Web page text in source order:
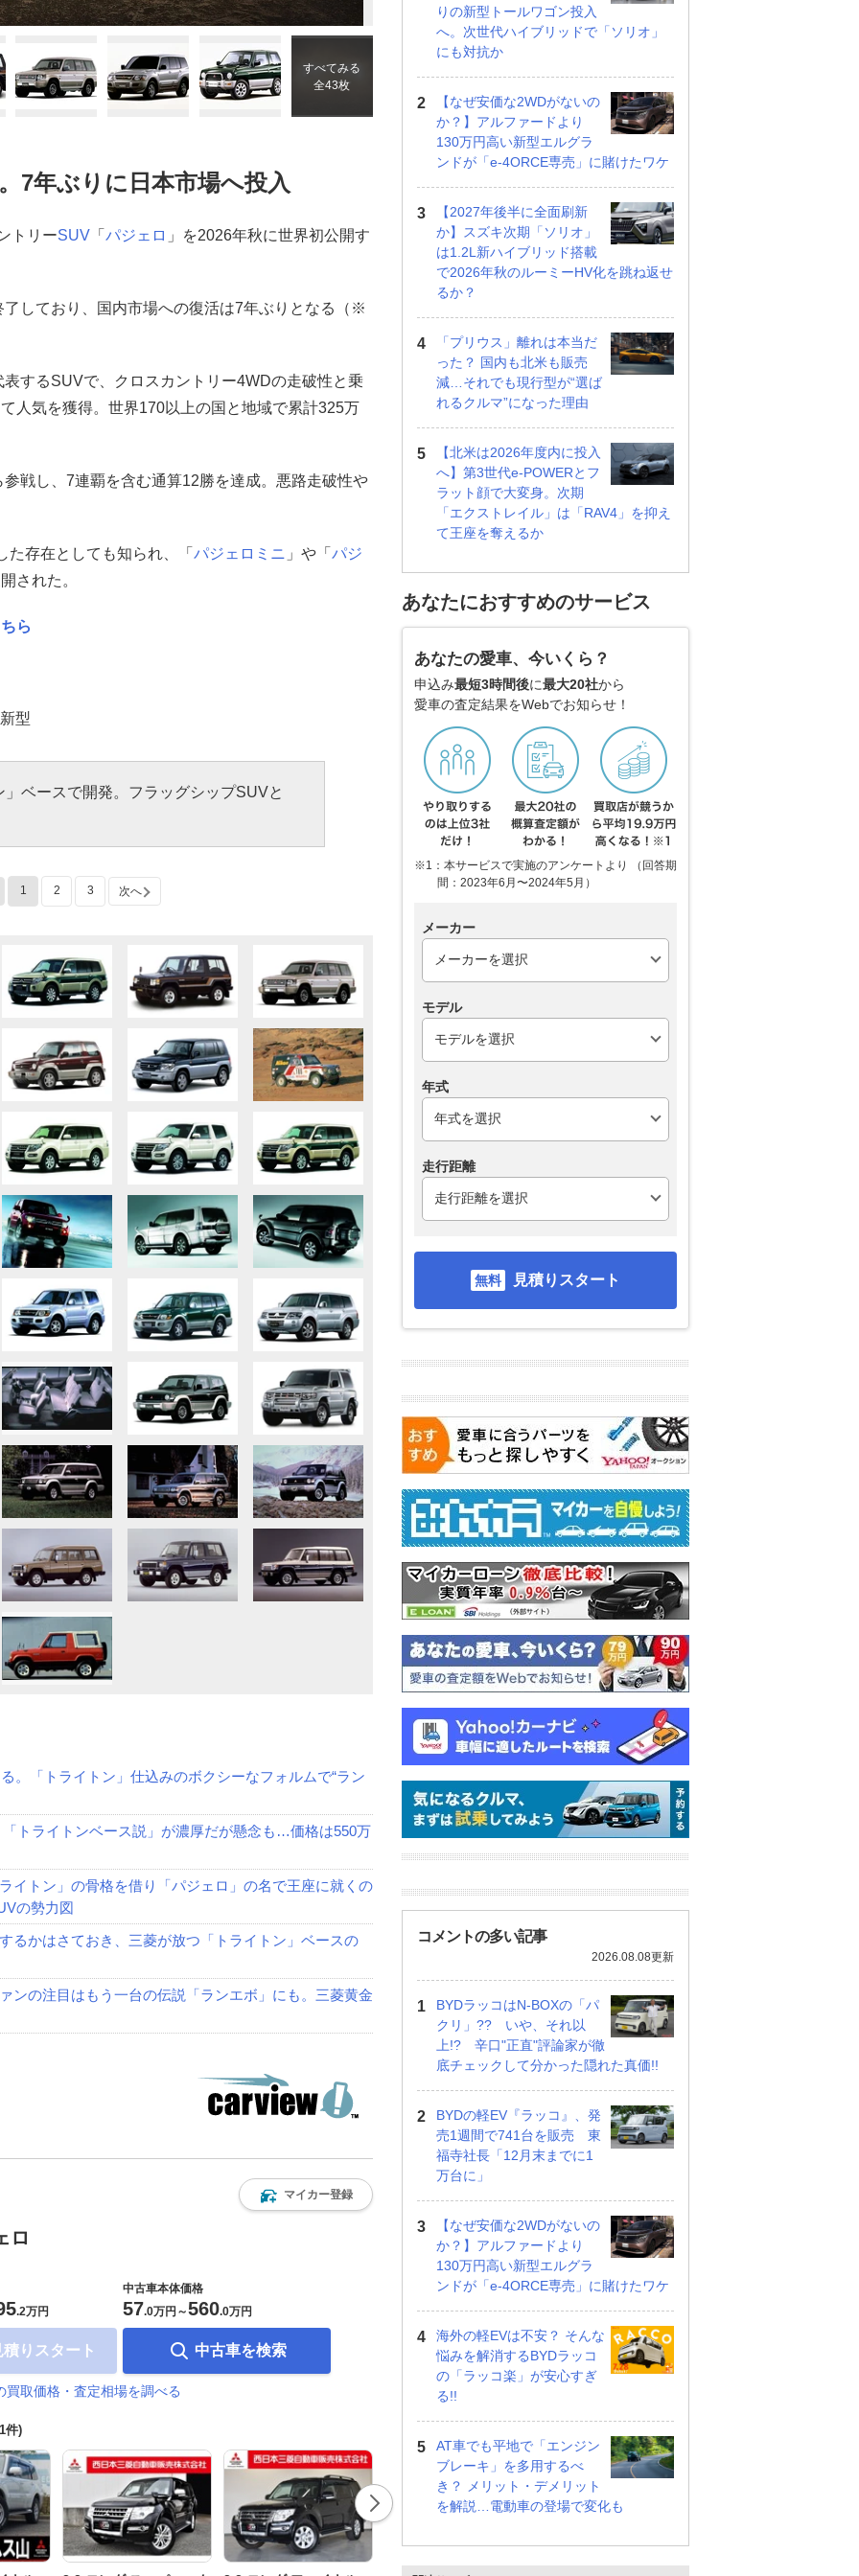
すべてみる
全43枚
7年ぶりに日本市場へ投入
トリーSUV 「 パジェロ 」を2026年秋に世界初公開す
しており、国内市場への復活は7年ぶりとなる（※
するSUVで、クロスカントリー4WDの走破性と乗
人気を獲得。世界170以上の国と地域で累計325万
戦し、7連覇を含む通算12勝を達成。悪路走破性や
存在としても知られ、「 パジェロミニ 」や「 パジ
された。
ら
型
」ベースで開発。フラッグシップSUVと
1 2 3 次へ
。「トライトン」仕込みのボクシーなフォルムで“ラン
トライトンベース説」が濃厚だが懸念も…価格は550万
イトン」の骨格を借り「パジェロ」の名で王座に就くの
の勢力図
るかはさておき、三菱が放つ「トライトン」ベースの
ンの注目はもう一台の伝説「ランエボ」にも。三菱黄金
マイカー登録
ロ
.2万円
りスタート
中古車本体価格
57.0万円 ～560.0万円
中古車を検索
買取価格・査定相場を調べる
件)
3.2 ロング ファイナル
りの新型トールワゴン投入
へ。次世代ハイブリッドで「ソリオ」
にも対抗か
【なぜ安価な2WDがないの
か？】アルファードより
130万円高い新型エルグラ
ンドが「e-4ORCE専売」に賭けたワケ
【2027年後半に全面刷新
か】スズキ次期「ソリオ」
は1.2L新ハイブリッド搭載
で2026年秋のルーミーHV化を跳ね返せ
るか？
「プリウス」離れは本当だ
った？ 国内も北米も販売
減…それでも現行型が“選ば
れるクルマ”になった理由
【北米は2026年度内に投入
へ】第3世代e-POWERとフ
ラット顔で大変身。次期
「エクストレイル」は「RAV4」を抑え
て王座を奪えるか
あなたにおすすめのサービス
あなたの愛車、今いくら？
申込み最短3時間後に最大20社から
愛車の査定結果をWebでお知らせ！
※1：本サービスで実施のアンケートより （回答期
間：2023年6月〜2024年5月）
メーカー
モデル
年式
走行距離
見積りスタート
コメントの多い記事
2026.08.08更新
BYDラッコはN-BOXの「パ
クリ」?? いや、それ以
上!? 辛口"正直"評論家が徹
底チェックして分かった隠れた真価!!
BYDの軽EV『ラッコ』、発
売1週間で741台を販売 東
福寺社長「12月末までに1
万台に」
【なぜ安価な2WDがないの
か？】アルファードより
130万円高い新型エルグラ
ンドが「e-4ORCE専売」に賭けたワケ
海外の軽EVは不安？ そんな
悩みを解消するBYDラッコ
の「ラッコ楽」が安心すぎ
る!!
AT車でも平地で「エンジン
ブレーキ」を多用するべ
き？ メリット・デメリット
を解説…電動車の登場で変化も